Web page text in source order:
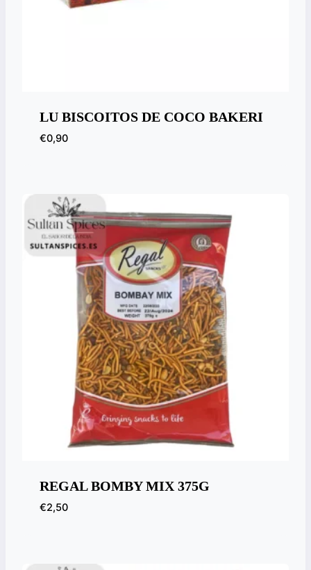
LU BISCOITOS DE COCO BAKERI
€0,90
REGAL BOMBY MIX 375G
€2,50